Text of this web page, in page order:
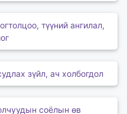
түүний ангилал,
зүйл, ач холбогдол
соёлын өв